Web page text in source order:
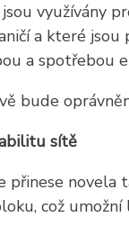
využívány
a které
a
bude
sítě
přinese
což